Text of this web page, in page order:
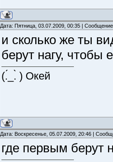
Дата: Пятница, 03.07.2009, 00:35 |
и сколько же ты
берут нагу,
(.́_.̀ ) Окей
Дата: Воскресенье, 05.07.2009, 20:46 |
где первым берут